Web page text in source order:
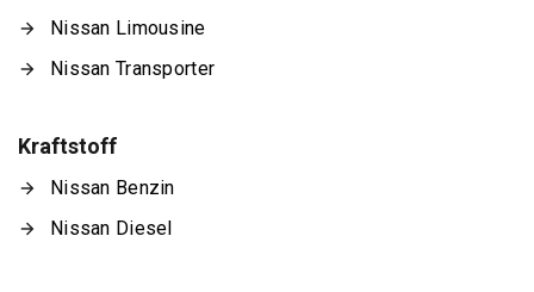
Nissan Limousine
Nissan Transporter
Kraftstoff
Nissan Benzin
Nissan Diesel